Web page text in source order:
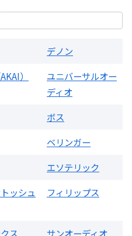
デノン
）
ユニバーサルオー
ディオ
ボス
ベリンガー
エソテリック
ッシュ フィリップス
ス サンオーディオ